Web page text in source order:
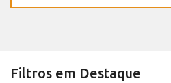
Filtros em Destaque